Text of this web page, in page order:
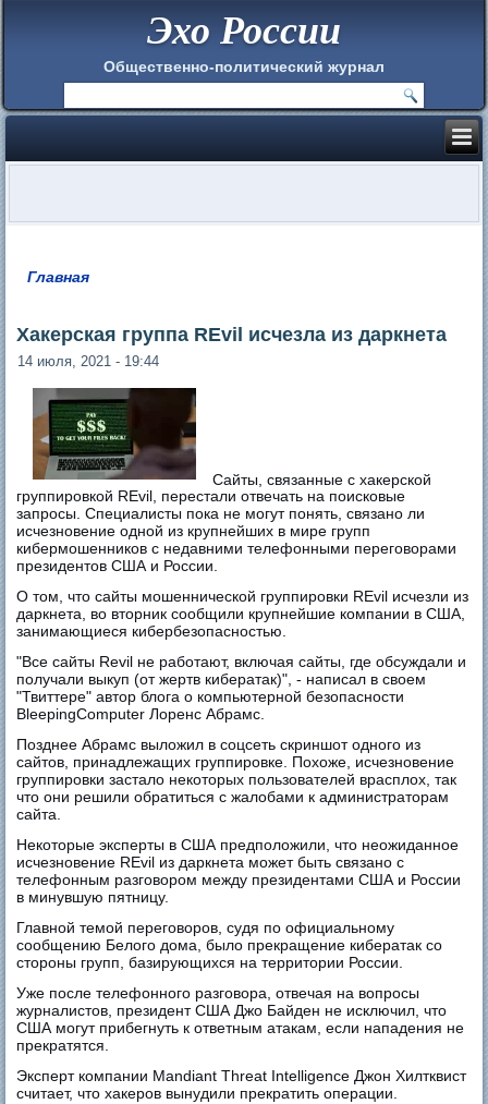
Эхо России
Общественно-политический журнал
Главная
Хакерская группа REvil исчезла из даркнета
14 июля, 2021 - 19:44
Сайты, связанные с хакерской
группировкой REvil, перестали отвечать на поисковые
запросы. Специалисты пока не могут понять, связано ли
исчезновение одной из крупнейших в мире групп
кибермошенников с недавними телефонными переговорами
президентов США и России.
О том, что сайты мошеннической группировки REvil исчезли из
даркнета, во вторник сообщили крупнейшие компании в США,
занимающиеся кибербезопасностью.
"Все сайты Revil не работают, включая сайты, где обсуждали и
получали выкуп (от жертв кибератак)", - написал в своем
"Твиттере" автор блога о компьютерной безопасности
BleepingComputer Лоренс Абрамс.
Позднее Абрамс выложил в соцсеть скриншот одного из
сайтов, принадлежащих группировке. Похоже, исчезновение
группировки застало некоторых пользователей врасплох, так
что они решили обратиться с жалобами к администраторам
сайта.
Некоторые эксперты в США предположили, что неожиданное
исчезновение REvil из даркнета может быть связано с
телефонным разговором между президентами США и России
в минувшую пятницу.
Главной темой переговоров, судя по официальному
сообщению Белого дома, было прекращение кибератак со
стороны групп, базирующихся на территории России.
Уже после телефонного разговора, отвечая на вопросы
журналистов, президент США Джо Байден не исключил, что
США могут прибегнуть к ответным атакам, если нападения не
прекратятся.
Эксперт компании Mandiant Threat Intelligence Джон Хилтквист
считает, что хакеров вынудили прекратить операции.